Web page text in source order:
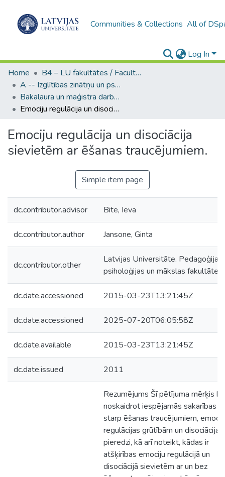
Communities & Collections All of
Log In
Home
B4 – LU fakultātes / Faculties of the UL
A -- Izglītības zinātņu un psiholoģijas fakultāte / Faculty of Education Sciences and Psychology
Bakalaura un maģistra darbi (PPMF) / Bachelor's and Master's theses
Emociju regulācija un disociācija sievietēm ar ēšanas traucējumiem.
Emociju regulācija un disociācija
sievietēm ar ēšanas traucējumiem.
Simple item page
dc.contributor.advisor Bite, Ieva
dc.contributor.author Jansone, Ginta
dc.contributor.other
Latvijas Universitāte. Pedagoģijas,
psiholoģijas un mākslas fakultāte
dc.date.accessioned 2015-03-23T13:21:45Z
dc.date.accessioned 2025-07-20T06:05:58Z
dc.date.available 2015-03-23T13:21:45Z
dc.date.issued 2011
Rezumējums Šī pētījuma mērķis
noskaidrot iespējamās sakarības
starp ēšanas traucējumiem,
regulācijas grūtībām un disociācijas
pieredzi, kā arī noteikt, kādas ir
atšķirības emociju regulācijā un
disociācijā sievietēm ar un bez